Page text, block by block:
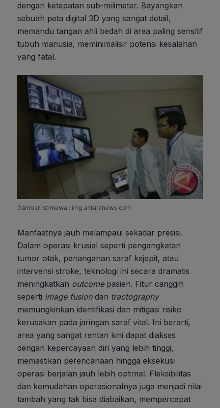
dengan ketepatan sub-milimeter. Bayangkan
sebuah peta digital 3D yang sangat detail,
memandu tangan ahli bedah di area paling sensitif
tubuh manusia, meminimalisir potensi kesalahan
yang fatal.
Gambar Istimewa : img.antaranews.com
Manfaatnya jauh melampaui sekadar presisi.
Dalam operasi krusial seperti pengangkatan
tumor otak, penanganan saraf kejepit, atau
intervensi stroke, teknologi ini secara dramatis
meningkatkan outcomepasien. Fitur canggih
seperti image fusiondan tractography
memungkinkan identifikasi dan mitigasi risiko
kerusakan pada jaringan saraf vital. Ini berarti,
area yang sangat rentan kini dapat diakses
dengan kepercayaan diri yang lebih tinggi,
memastikan perencanaan hingga eksekusi
operasi berjalan jauh lebih optimal. Fleksibilitas
dan kemudahan operasionalnya juga menjadi nilai
tambah yang tak bisa diabaikan, mempercepat